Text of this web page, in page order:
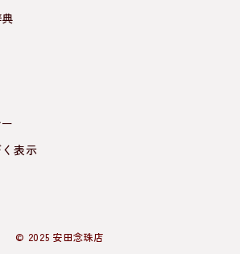
表示
© 2025 安田念珠店